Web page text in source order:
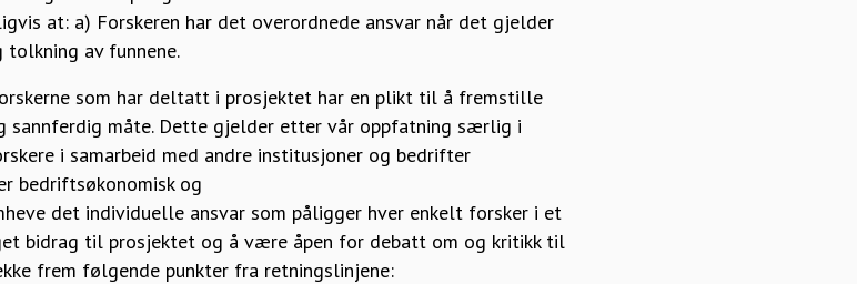
at: a) Forskeren har det overordnede ansvar når det gjelder
av funnene.
som har deltatt i prosjektet har en plikt til å fremstille
sannferdig måte. Dette gjelder etter vår oppfatning særlig i
i samarbeid med andre institusjoner og bedrifter
bedriftsøkonomisk og
det individuelle ansvar som påligger hver enkelt forsker i et
bidrag til prosjektet og å være åpen for debatt om og kritikk til
frem følgende punkter fra retningslinjene: